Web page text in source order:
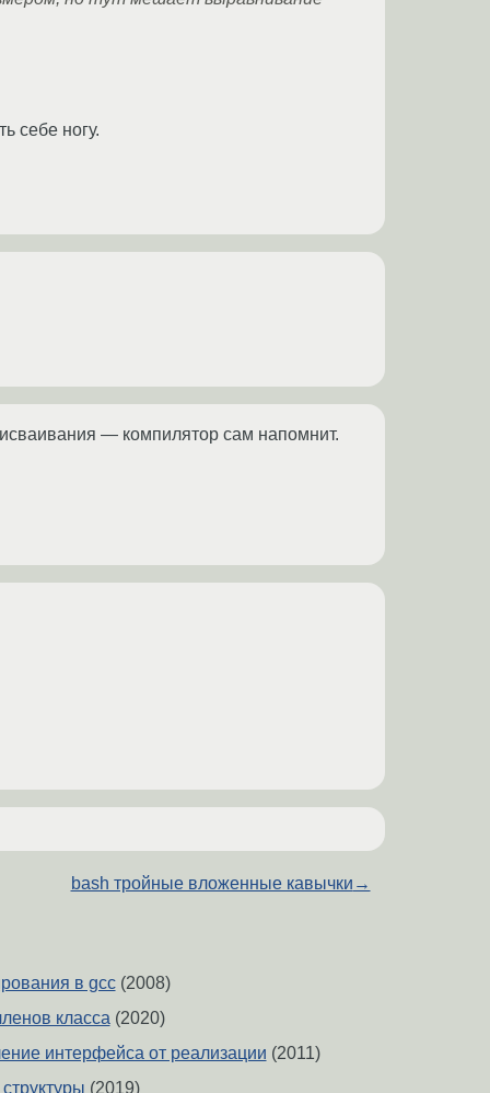
себе ногу.
— компилятор сам напомнит.
bash тройные вложенные кавычки →
в gcc(2008)
класса(2020)
интерфейса от реализации (2011)
(2019)